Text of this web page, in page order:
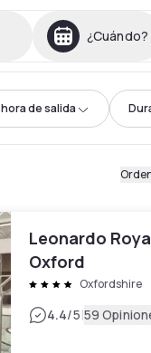
¿Cuándo?
hora de salida
Leonardo
Oxford
Oxfordshire
4.4/5|59